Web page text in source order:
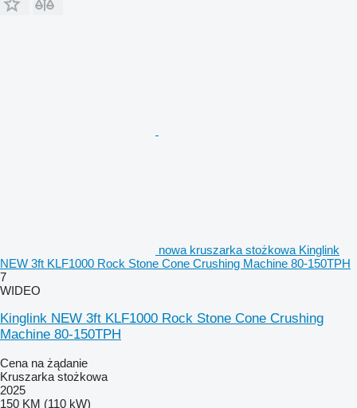
nowa kruszarka stożkowa Kinglink
NEW 3ft KLF1000 Rock Stone Cone Crushing Machine 80-150TPH
7
WIDEO
Kinglink NEW 3ft KLF1000 Rock Stone Cone Crushing
Machine 80-150TPH
Cena na żądanie
Kruszarka stożkowa
2025
150 KM (110 kW)